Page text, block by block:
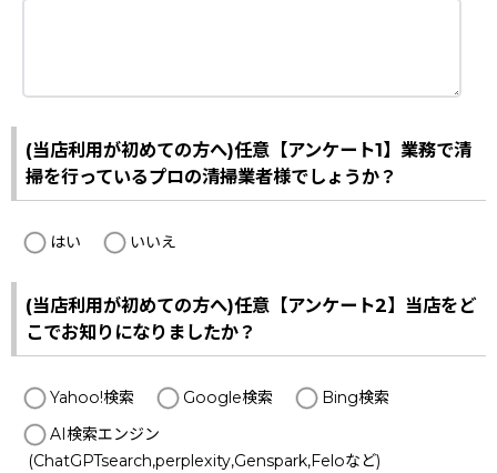
(当店利用が初めての方へ)任意【アンケート1】業務で清
掃を行っているプロの清掃業者様でしょうか？
はい いいえ
(当店利用が初めての方へ)任意【アンケート2】当店をど
こでお知りになりましたか？
Yahoo!検索 Google検索
Bing検索
AI検索エンジン
(ChatGPTsearch,perplexity,Genspark,Feloなど)